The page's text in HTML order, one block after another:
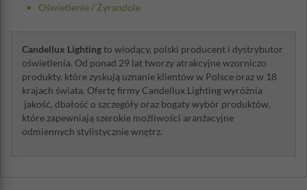
Oświetlenie / Żyrandole
Candellux Lightingto wiodący, polski producent i dystrybutor
oświetlenia. Od ponad 29 lat tworzy atrakcyjne wzorniczo
produkty, które zyskują uznanie klientów w Polsce oraz w 18
krajach świata. Ofertę firmy Candellux Lighting wyróżnia
jakość, dbałość o szczegóły oraz bogaty wybór produktów,
które zapewniają szerokie możliwości aranżacyjne
odmiennych stylistycznie wnętrz.